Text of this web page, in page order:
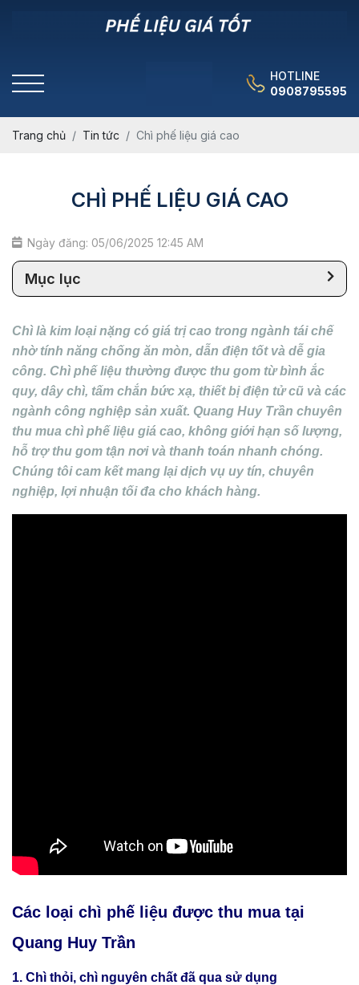
HOTLINE
0908795595
Trang chủ Tin tức Chì phế liệu giá cao
CHÌ PHẾ LIỆU GIÁ CAO
Ngày đăng: 05/06/2025 12:45 AM
Mục lục
Chì là kim loại nặng có giá trị cao trong ngành tái chế
nhờ tính năng chống ăn mòn, dẫn điện tốt và dễ gia
công. Chì phế liệu thường được thu gom từ bình ắc
quy, dây chì, tấm chắn bức xạ, thiết bị điện tử cũ và các
ngành công nghiệp sản xuất. Quang Huy Trần chuyên
thu mua chì phế liệu giá cao, không giới hạn số lượng,
hỗ trợ thu gom tận nơi và thanh toán nhanh chóng.
Chúng tôi cam kết mang lại dịch vụ uy tín, chuyên
nghiệp, lợi nhuận tối đa cho khách hàng.
Các loại chì phế liệu được thu mua tại
Quang Huy Trần
1. Chì thỏi, chì nguyên chất đã qua sử dụng